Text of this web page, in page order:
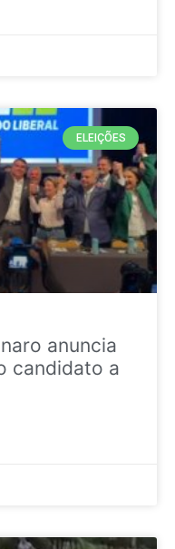
ELEIÇÕES
anuncia
candidato a